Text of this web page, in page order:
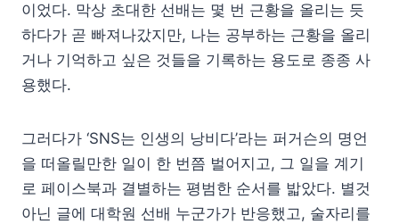
이었다. 막상 초대한 선배는 몇 번 근황을 올리는 듯
하다가 곧 빠져나갔지만, 나는 공부하는 근황을 올리
거나 기억하고 싶은 것들을 기록하는 용도로 종종 사
용했다.
그러다가 ‘SNS는 인생의 낭비다’라는 퍼거슨의 명언
을 떠올릴만한 일이 한 번쯤 벌어지고, 그 일을 계기
로 페이스북과 결별하는 평범한 순서를 밟았다. 별것
아닌 글에 대학원 선배 누군가가 반응했고, 술자리를